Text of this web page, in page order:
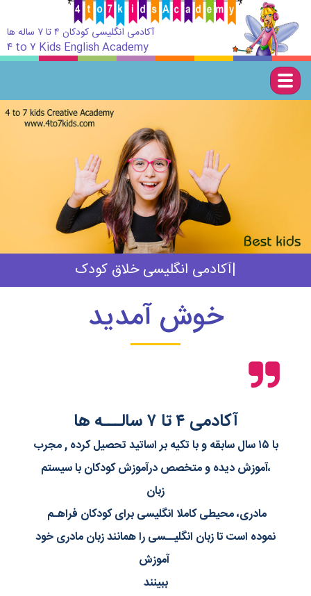
آکادمی انگلیسی کودکان ۴ تا ۷ ساله ها
۴ to ۷ Kids English Academy
مناسب|
خوش آمدید
آکادمی ۴ تا ۷ سالـــه ها
با ۱۵ سال سابقه و با تکیه بر اساتید تحصیل کرده , مجرب
،آموزش دیده و متخصص درآموزش کودکان با سیستم
زبان
نموده است تا زبان انگلیــسی را همانند زبان مادری خود
آموزش
ببینند